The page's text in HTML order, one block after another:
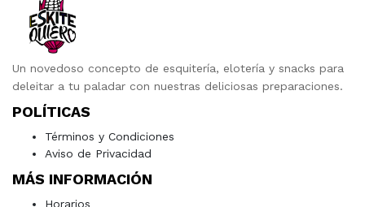
Un novedoso concepto de esquitería, elotería y snacks para
deleitar a tu paladar con nuestras deliciosas preparaciones.
POLÍTICAS
Términos y Condiciones
Aviso de Privacidad
MÁS INFORMACIÓN
Horarios